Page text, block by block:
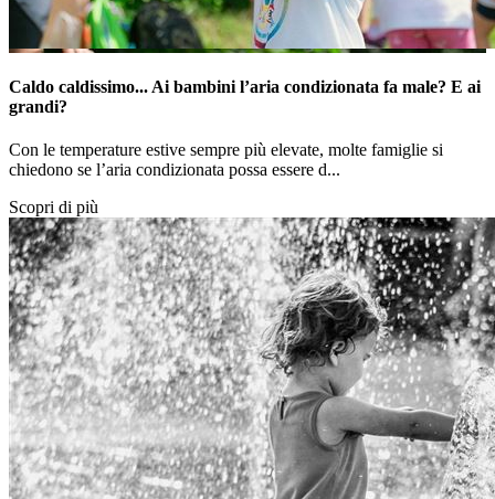
Caldo caldissimo... Ai bambini l’aria condizionata fa male? E ai
grandi?
Con le temperature estive sempre più elevate, molte famiglie si
chiedono se l’aria condizionata possa essere d...
Scopri di più